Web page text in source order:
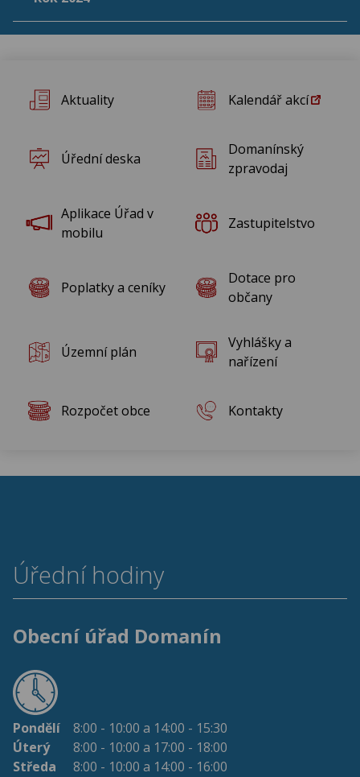
Aktuality Kalendář akcí
Úřední deska
Domanínský
zpravodaj
Aplikace Úřad v
mobilu
Zastupitelstvo
Poplatky a ceníky
Dotace pro
občany
Územní plán
Vyhlášky a
nařízení
Rozpočet obce Kontakty
Úřední hodiny
Obecní úřad Domanín
Pondělí
8:00 - 10:00 a 14:00 - 15:30
Úterý
8:00 - 10:00 a 17:00 - 18:00
Středa
8:00 - 10:00 a 14:00 - 16:00